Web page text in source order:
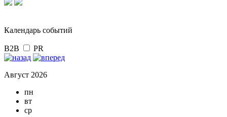
Календарь событий
B2B PR
Август 2026
пн
вт
ср